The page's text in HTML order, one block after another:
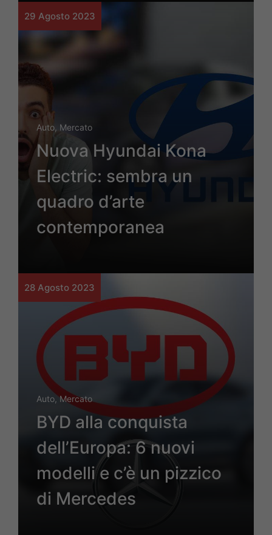
29 Agosto 2023
Auto, Mercato
Nuova Hyundai Kona
Electric: sembra un
quadro d’arte
contemporanea
28 Agosto 2023
Auto ,Mercato
BYD alla conquista
dell’Europa: 6 nuovi
modelli e c’è un pizzico
di Mercedes